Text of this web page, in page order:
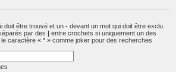
doit être trouvé et un - devant un mot qui doit être exclu.
par des | entre crochets si uniquement un des
caractère « * » comme joker pour des recherches